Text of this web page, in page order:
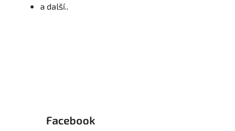
a další..
Facebook